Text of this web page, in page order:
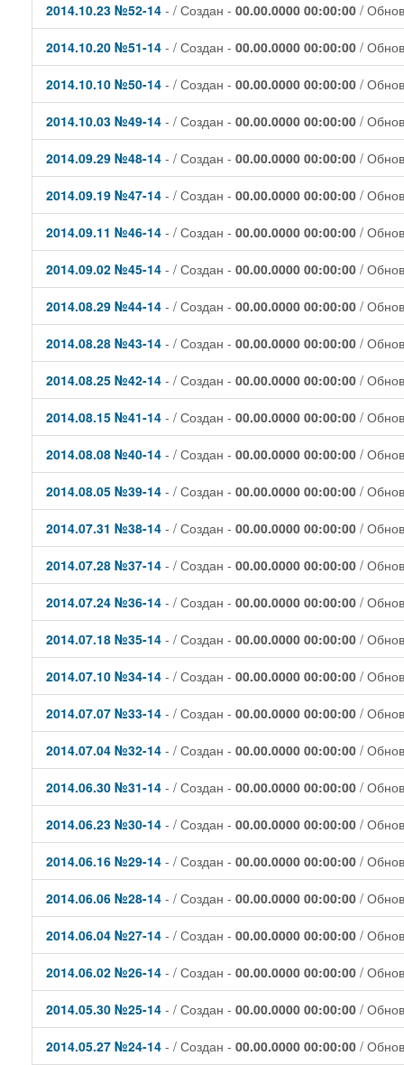
2014.10.23 №52-14 - / Создан - 00.00.0000 00:00:00 /
2014.10.20 №51-14 - / Создан - 00.00.0000 00:00:00 /
2014.10.10 №50-14 - / Создан - 00.00.0000 00:00:00 /
2014.10.03 №49-14 - / Создан - 00.00.0000 00:00:00 /
2014.09.29 №48-14 - / Создан - 00.00.0000 00:00:00 /
2014.09.19 №47-14 - / Создан - 00.00.0000 00:00:00 /
2014.09.11 №46-14 - / Создан - 00.00.0000 00:00:00 /
2014.09.02 №45-14 - / Создан - 00.00.0000 00:00:00 /
2014.08.29 №44-14 - / Создан - 00.00.0000 00:00:00 /
2014.08.28 №43-14 - / Создан - 00.00.0000 00:00:00 /
2014.08.25 №42-14 - / Создан - 00.00.0000 00:00:00 /
2014.08.15 №41-14 - / Создан - 00.00.0000 00:00:00 /
2014.08.08 №40-14 - / Создан - 00.00.0000 00:00:00 /
2014.08.05 №39-14 - / Создан - 00.00.0000 00:00:00 /
2014.07.31 №38-14 - / Создан - 00.00.0000 00:00:00 /
2014.07.28 №37-14 - / Создан - 00.00.0000 00:00:00 /
2014.07.24 №36-14 - / Создан - 00.00.0000 00:00:00 /
2014.07.18 №35-14 - / Создан - 00.00.0000 00:00:00 /
2014.07.10 №34-14 - / Создан - 00.00.0000 00:00:00 /
2014.07.07 №33-14 - / Создан - 00.00.0000 00:00:00 /
2014.07.04 №32-14 - / Создан - 00.00.0000 00:00:00 /
2014.06.30 №31-14 - / Создан - 00.00.0000 00:00:00 /
2014.06.23 №30-14 - / Создан - 00.00.0000 00:00:00 /
2014.06.16 №29-14 - / Создан - 00.00.0000 00:00:00 /
2014.06.06 №28-14 - / Создан - 00.00.0000 00:00:00 /
2014.06.04 №27-14 - / Создан - 00.00.0000 00:00:00 /
2014.06.02 №26-14 - / Создан - 00.00.0000 00:00:00 /
2014.05.30 №25-14 - / Создан - 00.00.0000 00:00:00 /
2014.05.27 №24-14 - / Создан - 00.00.0000 00:00:00 /